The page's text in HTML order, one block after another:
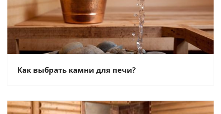
Как выбрать камни для печи?